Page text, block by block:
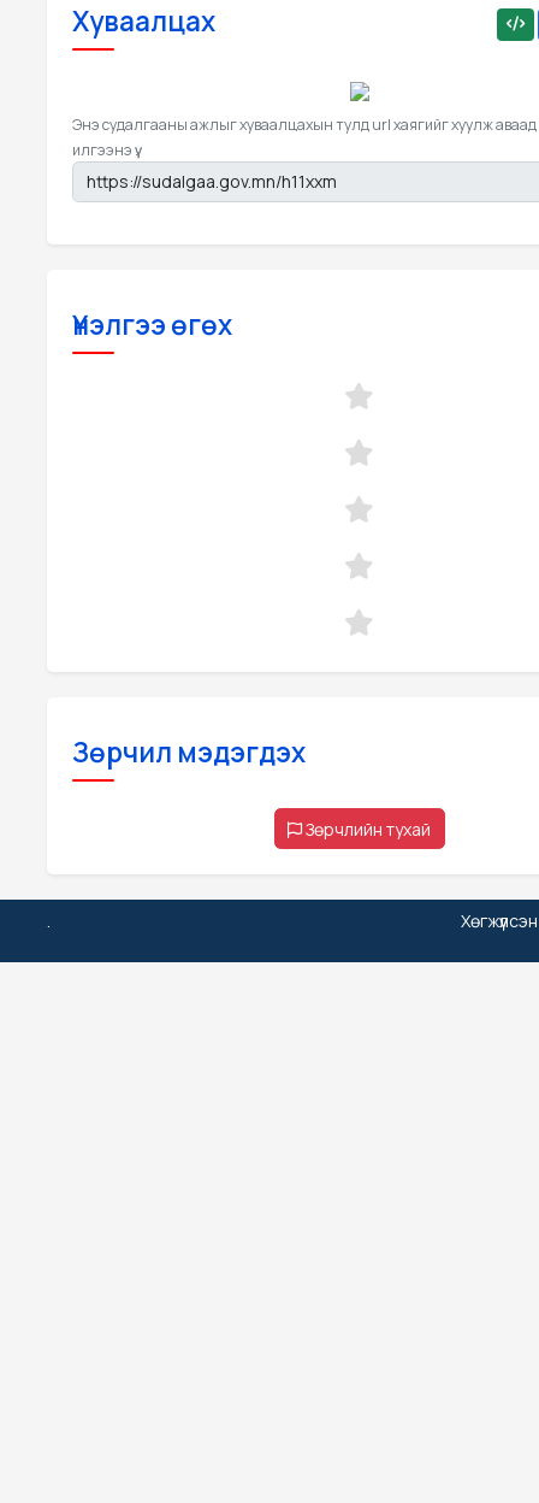
Хуваалцах
Энэ судалгааны ажлыг хуваалцахын тулд url хаягийг хуулж аваад
илгээнэ үү.
Үнэлгээ өгөх
Зөрчил мэдэгдэх
Зөрчлийн тухай
.